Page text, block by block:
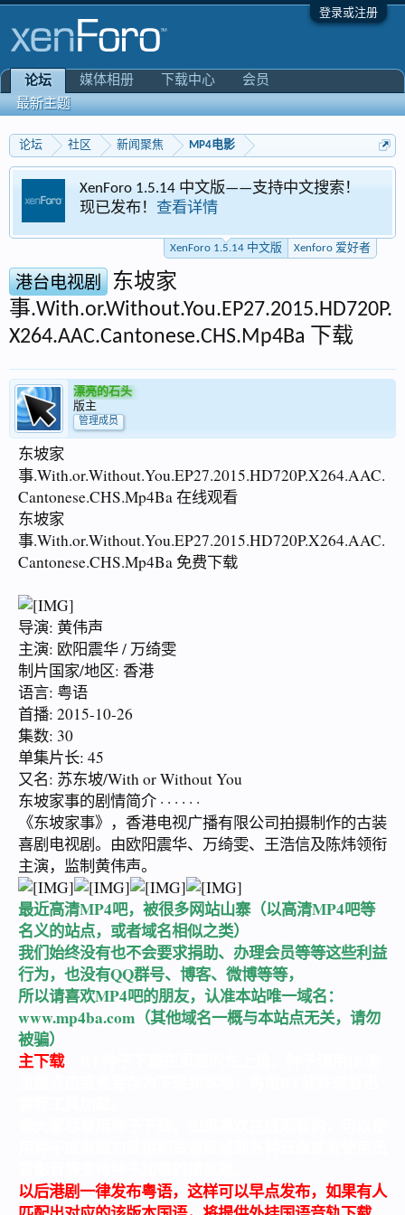
登录或注册
论坛 社区 新闻聚焦 MP4电影
XenForo 1.5.14 中文版——支持中文搜索！
现已发布！ 查看详情
XenForo 1.5.14 中文版 Xenforo 爱好者
港台电视剧
东坡家
事.With.or.Without.You.EP27.2015.HD720P.
X264.AAC.Cantonese.CHS.Mp4Ba 下载
漂亮的石头
版主
管理成员
东坡家
事.With.or.Without.You.EP27.2015.HD720P.X264.AAC.
Cantonese.CHS.Mp4Ba 在线观看
东坡家
事.With.or.Without.You.EP27.2015.HD720P.X264.AAC.
Cantonese.CHS.Mp4Ba 免费下载
导演: 黄伟声
主演: 欧阳震华 / 万绮雯
制片国家/地区: 香港
语言: 粤语
首播: 2015-10-26
集数: 30
单集片长: 45
又名: 苏东坡/With or Without You
东坡家事的剧情简介 · · · · · ·
《东坡家事》，香港电视广播有限公司拍摄制作的古装
喜剧电视剧。由欧阳震华、万绮雯、王浩信及陈炜领衔
主演，监制黄伟声。
最近高清MP4吧，被很多网站山寨（以高清MP4吧等
名义的站点，或者域名相似之类）
我们始终没有也不会要求捐助、办理会员等等这些利益
行为，也没有QQ群号、博客、微博等等，
所以请喜欢MP4吧的朋友，认准本站唯一域名：
www.mp4ba.com （其他域名一概与本站点无关，请勿
被骗）
主下载：BT种子下载在页面的左上角，种子请用IE浏
以后港剧一律发布粤语，这样可以早点发布，如果有人
论坛
最新主题
媒体相册 下载中心 会员